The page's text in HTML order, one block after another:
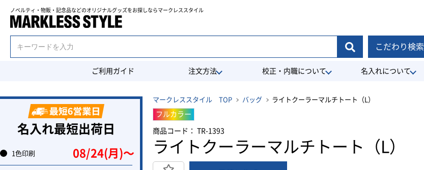
ノベルティ・物販・記念品などのオリジナルグッズを お探しならマークレススタイル
こだわり検索
ご利用ガイド 注文方法 校正・内職について 名入れについて
マークレススタイル TOP バッグ ライトクーラーマルチトート（L）
フルカラー
商品コード： TR-1393
ライトクーラーマルチトート（L）
名入れ最短出荷日
1色印刷 08/24(月)〜